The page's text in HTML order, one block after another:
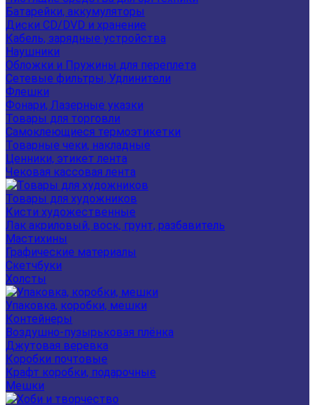
Батарейки, аккумуляторы
Диски CD/DVD и хранение
Кабель, зарядные устройства
Наушники
Обложки и Пружины для переплета
Сетевые фильтры, Удлинители
Флешки
Фонари, Лазерные указки
Товары для торговли
Самоклеющиеся термоэтикетки
Товарные чеки, накладные
Ценники, этикет лента
Чековая кассовая лента
Товары для художников
Кисти художественные
Лак акриловый, воск, грунт, разбавитель
Мастихины
Графические материалы
Скетчбуки
Холсты
Упаковка, коробки, мешки
Контейнеры
Воздушно-пузырьковая плёнка
Джутовая веревка
Коробки почтовые
Крафт коробки, подарочные
Мешки